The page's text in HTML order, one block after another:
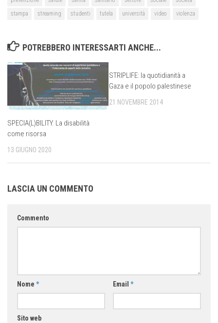
stampa
streaming studenti tutela università video violenza
POTREBBERO INTERESSARTI ANCHE...
SPECIA(L)BILITY. La disabilità
come risorsa
13 GIUGNO 2020
STRIPLIFE: la quotidianità a
Gaza e il popolo palestinese
21 NOVEMBRE 2014
LASCIA UN COMMENTO
Commento
Nome * Email *
Sito web